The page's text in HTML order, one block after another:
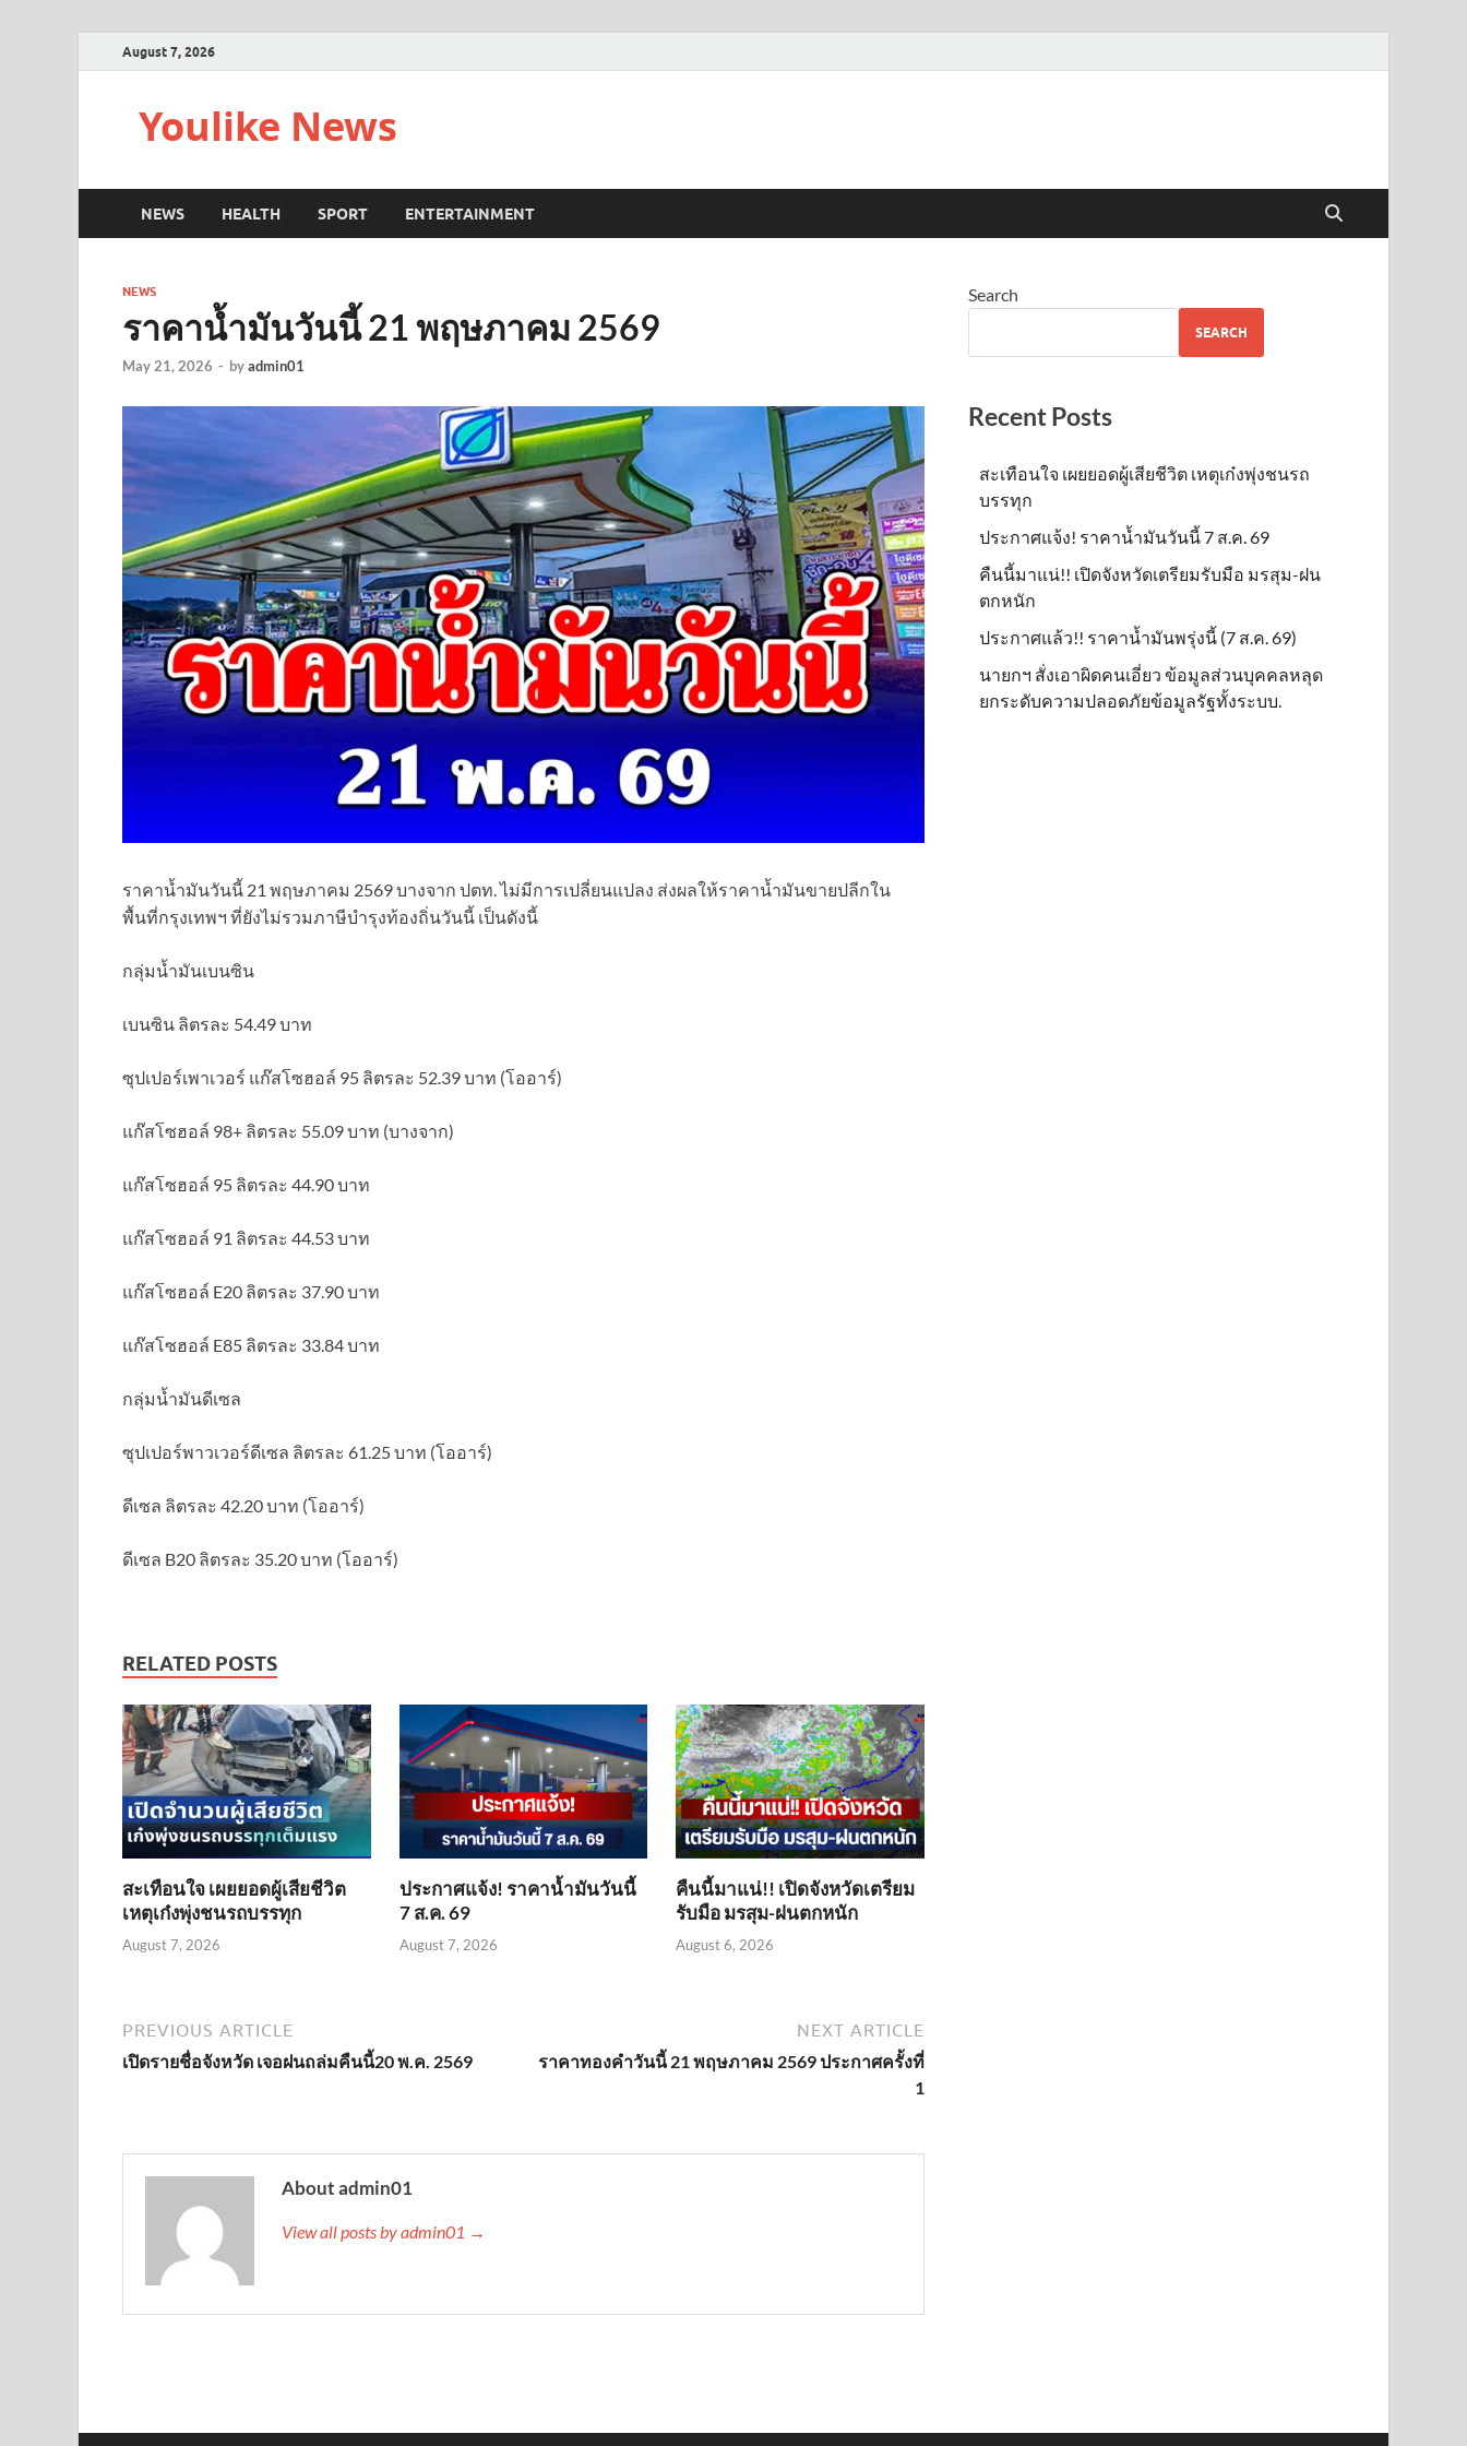
August 7, 2026
Youlike News
NEWS HEALTH SPORT ENTERTAINMENT
NEWS
ราคาน้ำมันวันนี้ 21 พฤษภาคม 2569
May 21, 2026 - byadmin01
ราคาน้ำมันวันนี้ 21 พฤษภาคม 2569 บางจาก ปตท. ไม่มีการเปลี่ยนแปลง ส่งผลให้ราคาน้ำมันขายปลีกใน
พื้นที่กรุงเทพฯ ที่ยังไม่รวมภาษีบำรุงท้องถิ่นวันนี้ เป็นดังนี้
กลุ่มน้ำมันเบนซิน
เบนซิน ลิตรละ 54.49 บาท
ซุปเปอร์เพาเวอร์ แก๊สโซฮอล์ 95 ลิตรละ 52.39 บาท (โออาร์)
แก๊สโซฮอล์ 98+ ลิตรละ 55.09 บาท (บางจาก)
แก๊สโซฮอล์ 95 ลิตรละ 44.90 บาท
แก๊สโซฮอล์ 91 ลิตรละ 44.53 บาท
แก๊สโซฮอล์ E20 ลิตรละ 37.90 บาท
แก๊สโซฮอล์ E85 ลิตรละ 33.84 บาท
กลุ่มน้ำมันดีเซล
ซุปเปอร์พาวเวอร์ดีเซล ลิตรละ 61.25 บาท (โออาร์)
ดีเซล ลิตรละ 42.20 บาท (โออาร์)
ดีเซล B20 ลิตรละ 35.20 บาท (โออาร์)
RELATED POSTS
สะเทือนใจ เผยยอดผู้เสียชีวิต
เหตุเก๋งพุ่งชนรถบรรทุก
August 7, 2026
ประกาศแจ้ง! ราคาน้ำมันวันนี้
7 ส.ค. 69
August 7, 2026
คืนนี้มาแน่!! เปิดจังหวัดเตรียม
รับมือ มรสุม-ฝนตกหนัก
August 6, 2026
PREVIOUS ARTICLE
เปิดรายชื่อจังหวัด เจอฝนถล่มคืนนี้20 พ.ค. 2569
NEXT ARTICLE
ราคาทองคำวันนี้ 21 พฤษภาคม 2569 ประกาศครั้งที่
1
About admin01
View all posts by admin01 →
Search
SEARCH
Recent Posts
สะเทือนใจ เผยยอดผู้เสียชีวิต เหตุเก๋งพุ่งชนรถ
บรรทุก
ประกาศแจ้ง! ราคาน้ำมันวันนี้ 7 ส.ค. 69
คืนนี้มาแน่!! เปิดจังหวัดเตรียมรับมือ มรสุม-ฝน
ตกหนัก
ประกาศแล้ว!! ราคาน้ำมันพรุ่งนี้ (7 ส.ค. 69)
นายกฯ สั่งเอาผิดคนเอี่ยว ข้อมูลส่วนบุคคลหลุด
ยกระดับความปลอดภัยข้อมูลรัฐทั้งระบบ.